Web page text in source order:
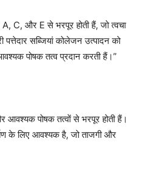
C, और E से भरपूर होती हैं, जो त्वचा
सब्जियां कोलेजन उत्पादन को
पोषक तत्व प्रदान करती हैं।”
पोषक तत्वों से भरपूर होती हैं।
के लिए आवश्यक है, जो ताजगी और